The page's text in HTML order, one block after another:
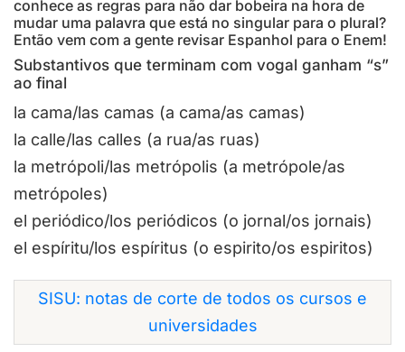
conhece as regras para não dar bobeira na hora de
mudar uma palavra que está no singular para o plural?
Então vem com a gente revisar Espanhol para o Enem!
Substantivos que terminam com vogal ganham “s”
ao final
la cama/las camas (a cama/as camas)
la calle/las calles (a rua/as ruas)
la metrópoli/las metrópolis (a metrópole/as
metrópoles)
el periódico/los periódicos (o jornal/os jornais)
el espíritu/los espíritus (o espirito/os espiritos)
SISU: notas de corte de todos os cursos e
universidades